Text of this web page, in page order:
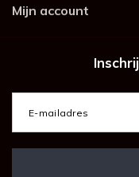
Mijn account